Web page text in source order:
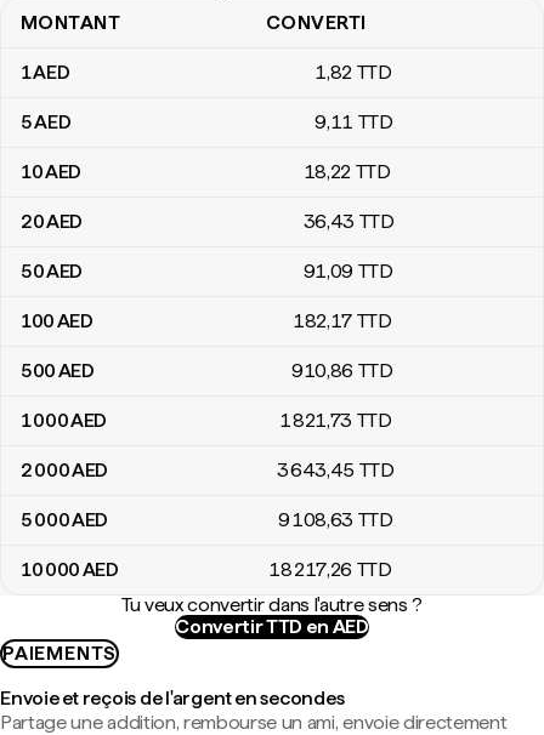
Table de conversion dirhams des Émirats arabes unis vers
MONTANT CONVERTI
1AED 1,82 TTD
5AED 9,11 TTD
10AED 18,22 TTD
20AED 36,43 TTD
50AED 91,09 TTD
100AED 182,17 TTD
500AED 910,86 TTD
1 000AED 1 821,73 TTD
2 000AED 3 643,45 TTD
5 000AED 9 108,63 TTD
10 000AED 18 217,26 TTD
Tu veux convertir dans l'autre sens ?
Convertir TTD en AED
PAIEMENTS
Envoie et reçois de l'argent en secondes
Partage une addition, rembourse un ami, envoie directement